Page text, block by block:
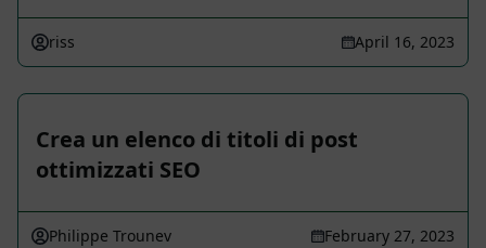
riss April 16, 2023
Crea un elenco di titoli di post
ottimizzati SEO
Philippe Trounev February 27, 2023